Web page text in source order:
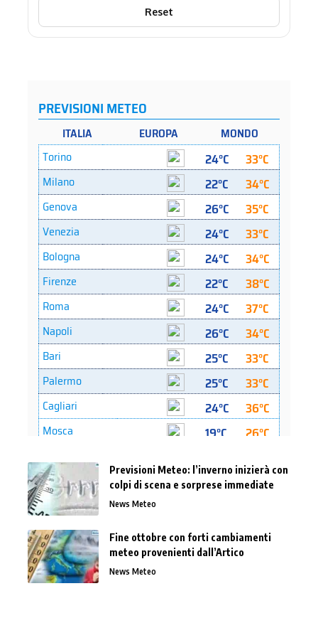
Reset
Previsioni Meteo: l’inverno inizierà con
colpi di scena e sorprese immediate
News Meteo
Fine ottobre con forti cambiamenti
meteo provenienti dall’Artico
News Meteo